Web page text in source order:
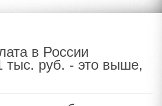
в России
тыс. руб. - это выше,